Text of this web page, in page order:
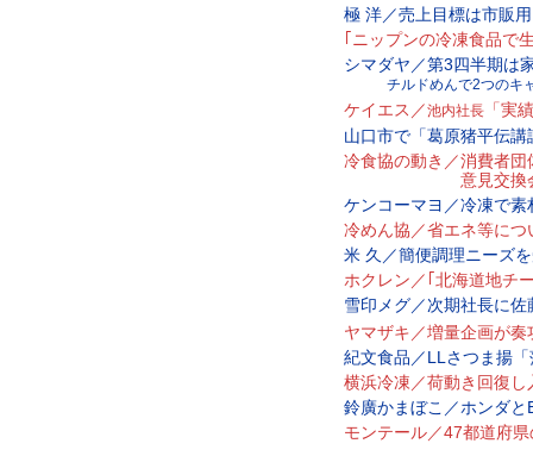
極 洋／売上目標は市販
｢ニップンの冷凍食品で
シマダヤ／第3四半期は
チルドめんで2つのキャ
ケイエス／池内社長 「実
山口市で「葛原猪平伝講
冷食協の動き／消費者団
意見交換会をオ
ケンコーマヨ／冷凍で
冷めん協／省エネ等に
米 久／簡便調理ニーズ
ホクレン／｢北海道地チ
雪印メグ／次期社長に佐
ヤマザキ／増量企画が
紀文食品／LLさつま揚
横浜冷凍／荷動き回復
鈴廣かまぼこ／ホンダ
モンテール／47都道府